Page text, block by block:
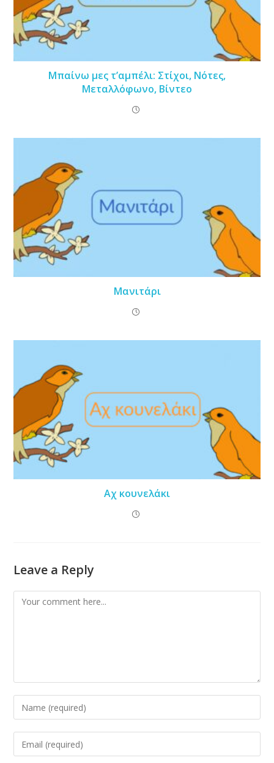
Μπαίνω μες τ’αμπέλι: Στίχοι, Νότες,
Μεταλλόφωνο, Βίντεο
Μανιτάρι
Αχ κουνελάκι
Leave a Reply
Comment
Enter
your
name
Enter
your